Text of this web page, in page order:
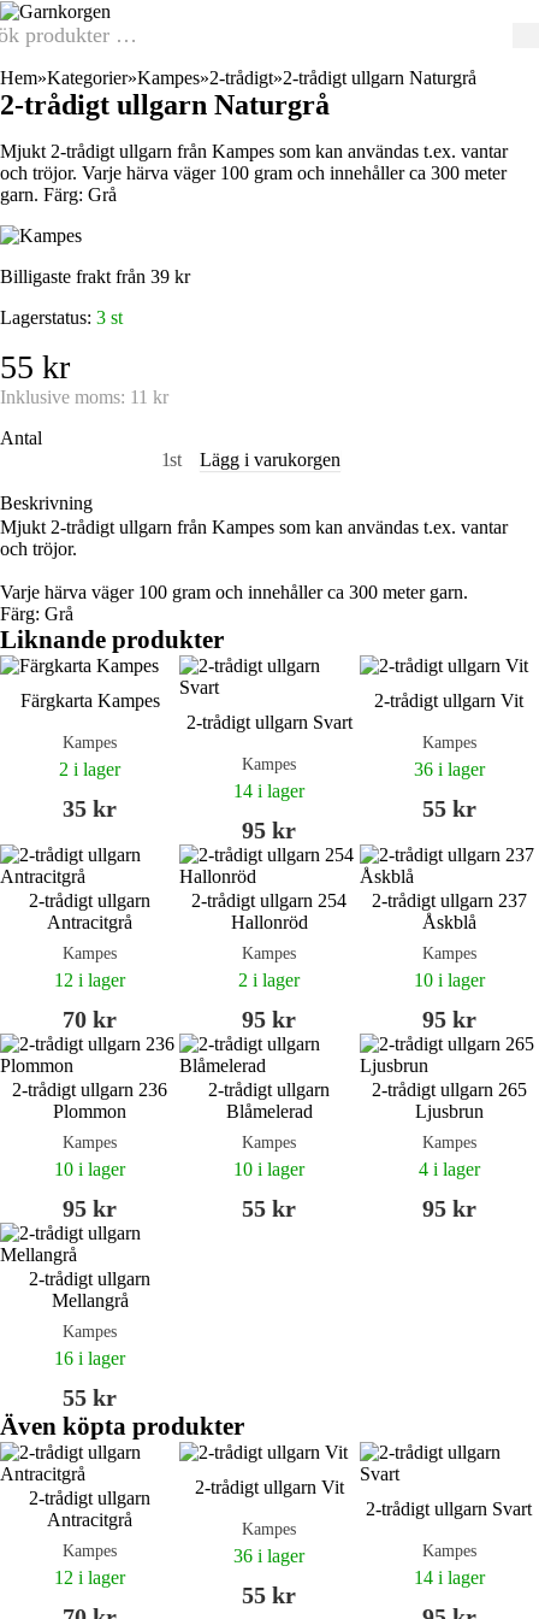
Hem Kategorier Kampes 2-trådigt 2-trådigt ullgarn Naturgrå
2-trådigt ullgarn Naturgrå
Mjukt 2-trådigt ullgarn från Kampes som kan användas t.ex. vantar
och tröjor. Varje härva väger 100 gram och innehåller ca 300 meter
garn. Färg: Grå
Billigaste frakt från 39 kr
Lagerstatus: 3 st
55 kr
Inklusive moms: 11 kr
Antal
st
Lägg i varukorgen
Beskrivning
Mjukt 2-trådigt ullgarn från Kampes som kan användas t.ex. vantar
och tröjor.
Varje härva väger 100 gram och innehåller ca 300 meter garn.
Färg: Grå
Liknande produkter
Färgkarta Kampes
Kampes
2 i lager
35 kr
2-trådigt ullgarn Svart
Kampes
14 i lager
95 kr
2-trådigt ullgarn Vit
Kampes
36 i lager
55 kr
2-trådigt ullgarn
Antracitgrå
Kampes
12 i lager
70 kr
2-trådigt ullgarn 254
Hallonröd
Kampes
2 i lager
95 kr
2-trådigt ullgarn 237
Åskblå
Kampes
10 i lager
95 kr
2-trådigt ullgarn 236
Plommon
Kampes
10 i lager
95 kr
2-trådigt ullgarn
Blåmelerad
Kampes
10 i lager
55 kr
2-trådigt ullgarn 265
Ljusbrun
Kampes
4 i lager
95 kr
2-trådigt ullgarn
Mellangrå
Kampes
16 i lager
55 kr
Även köpta produkter
2-trådigt ullgarn
Antracitgrå
Kampes
12 i lager
2-trådigt ullgarn Vit
Kampes
36 i lager
55 kr
2-trådigt ullgarn Svart
Kampes
14 i lager